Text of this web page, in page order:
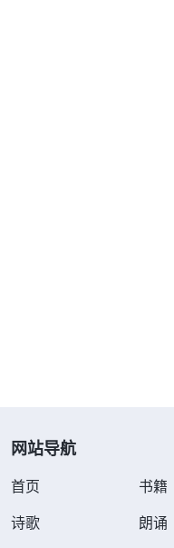
比我透亮，但在
讲、讲显露自己，还
网站导航
首页 书籍
诗歌
朗诵